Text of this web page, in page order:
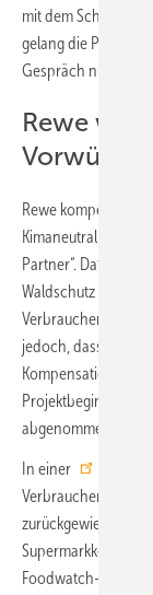
mit dem Schild „Ich
gelang die
Gespräch nicht zur
Rewe
Vorwürfe
Rewe kompensiert
Kimaneutralität
Partner“. Dafür
Waldschutz in
jedoch, dass das
Projektbeginn habe
abgenommen,
In einer
zurückgewiesen:
Supermarkkette die
Foodwatch-